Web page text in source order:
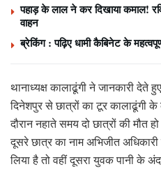
पहाड़ के लाल ने कर दिखाया कमाल!
वाहन
ब्रेकिंग : पढ़िए धामी कैबिनेट के
थानाध्यक्ष कालाढूंगी ने जानकारी
दिनेशपुर से छात्रों का टूर कालाढूंगी
दौरान नहाते समय दो छात्रों की मौत
दूसरे छात्र का नाम अभिजीत
लिया है तो वहीं दूसरा युवक पानी